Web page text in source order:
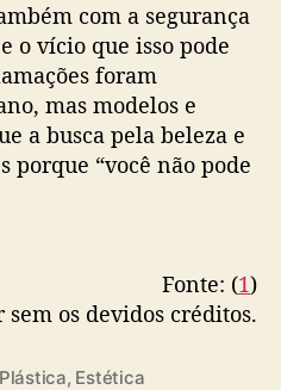
com a segurança
o vício que isso pode
foram
mas modelos e
a busca pela beleza e
porque “você não pode
Fonte: (1)
os devidos créditos.
, Estética